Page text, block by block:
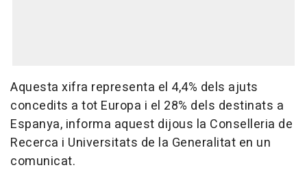
Aquesta xifra representa el 4,4% dels ajuts
concedits a tot Europa i el 28% dels destinats a
Espanya, informa aquest dijous la Conselleria de
Recerca i Universitats de la Generalitat en un
comunicat.